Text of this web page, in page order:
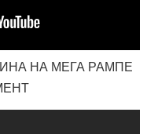
НА МЕГА РАМПЕ